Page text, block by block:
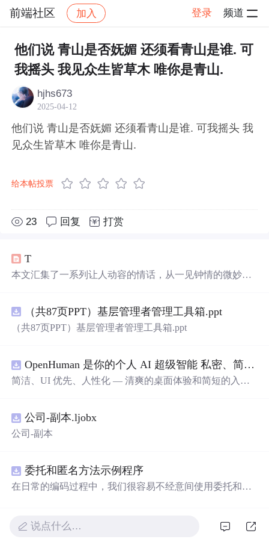
前端社区 加入 登录 频道
社区 前端社区 感慨 帖子详情
他们说 青山是否妩媚 还须看青山是谁. 可
我摇头 我见众生皆草木 唯你是青山.
hjhs673
2025-04-12
他们说 青山是否妩媚 还须看青山是谁. 可我摇头 我
见众生皆草木 唯你是青山.
给本帖投票
23 回复 打赏
T
本文汇集了一系列让人动容的情话，从一见钟情的微妙到
都能触动人心。
（共87页PPT）基层管理者管理工具箱.ppt
（共87页PPT）基层管理者管理工具箱.ppt
OpenHuman 是你的个人 AI 超级智能 私密、简洁、极其强大
简洁、UI 优先、人性化 — 清爽的桌面体验和简短的入门
吉祥物，会 说话、能感知周围环境、可作为真实参与者加
入你的 Google Meet 会议、跨周记住你，即使你停止输入
公司-副本.ljobx
公司-副本
委托和匿名方法示例程序
在日常的编码过程中，我们很容易不经意间使用委托和匿
的完整项目示例。
说点什么…